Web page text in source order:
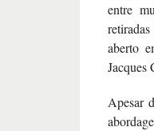
entre
aberto
Jacques
Apesar